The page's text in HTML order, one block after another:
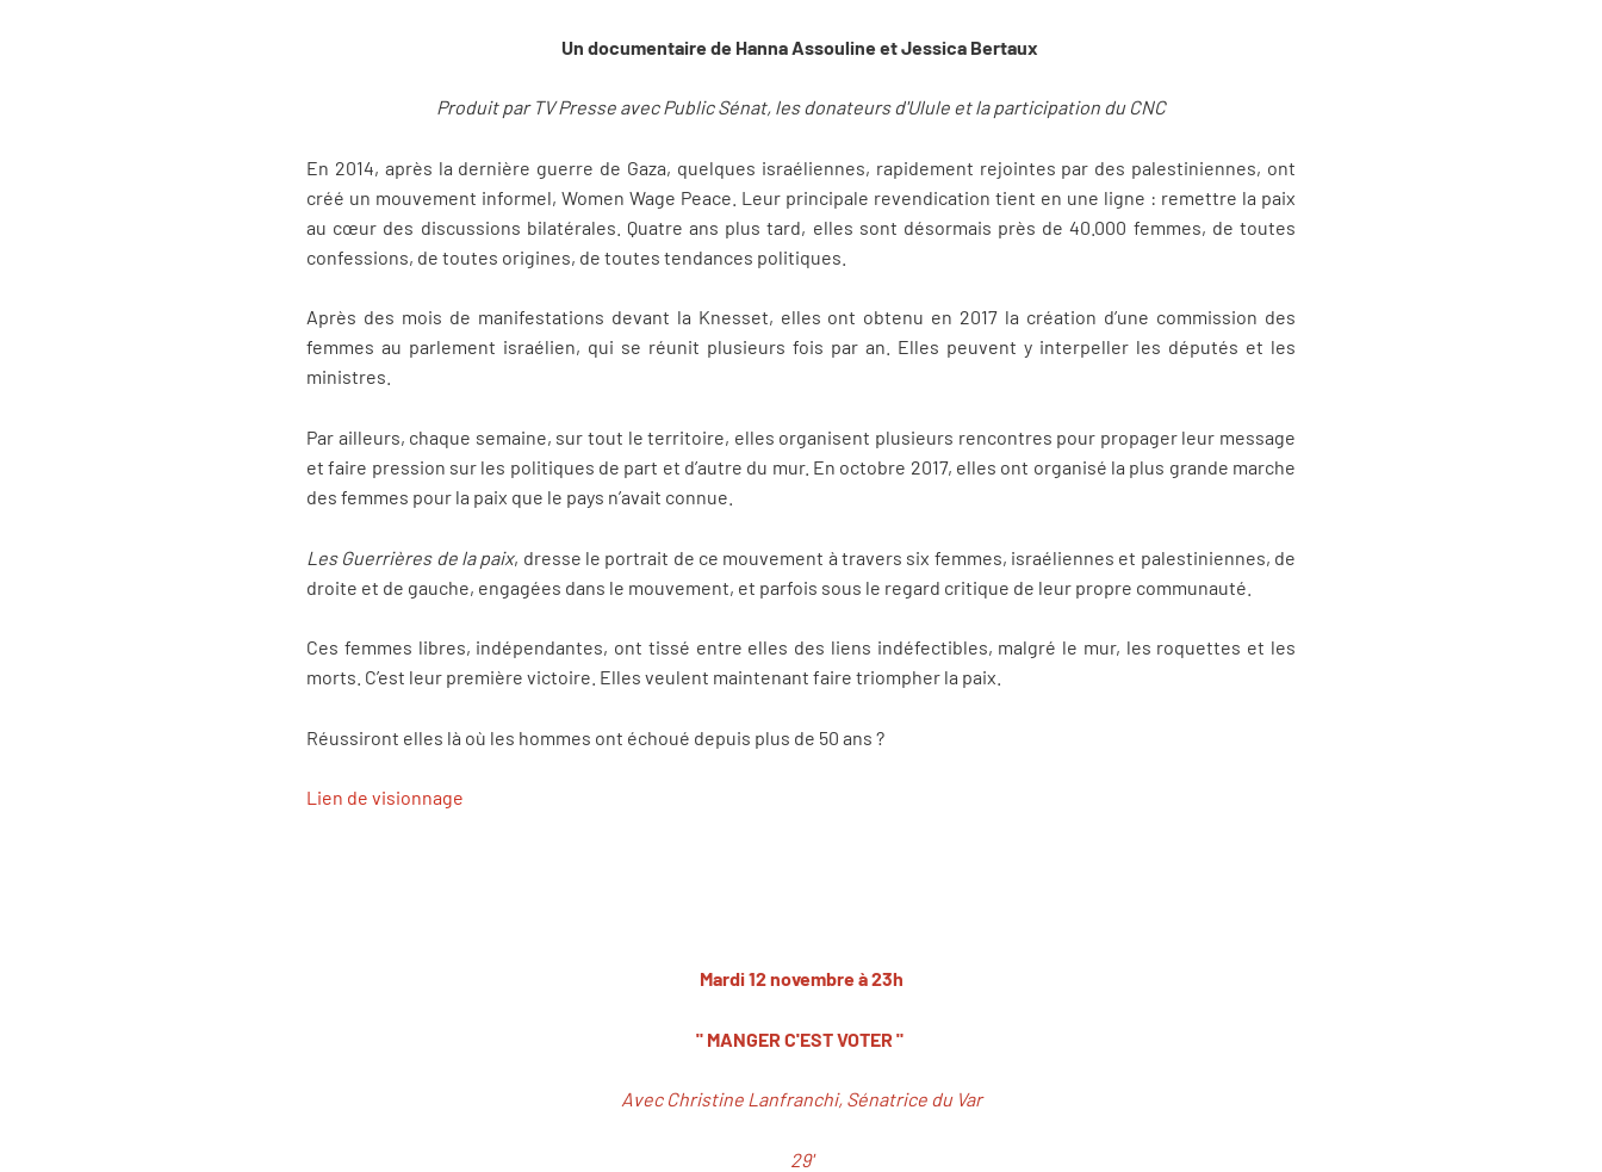
Un documentaire de Hanna Assouline et Jessica Bertaux
Produit par TV Presse avec Public Sénat, les donateurs d'Ulule et la participation du CNC
En 2014, après la dernière guerre de Gaza, quelques israéliennes, rapidement rejointes par des palestiniennes, ont
créé un mouvement informel, Women Wage Peace. Leur principale revendication tient en une ligne : remettre la paix
au cœur des discussions bilatérales. Quatre ans plus tard, elles sont désormais près de 40.000 femmes, de toutes
confessions, de toutes origines, de toutes tendances politiques.
Après des mois de manifestations devant la Knesset, elles ont obtenu en 2017 la création d’une commission des
femmes au parlement israélien, qui se réunit plusieurs fois par an. Elles peuvent y interpeller les députés et les
ministres.
Par ailleurs, chaque semaine, sur tout le territoire, elles organisent plusieurs rencontres pour propager leur message
et faire pression sur les politiques de part et d’autre du mur. En octobre 2017, elles ont organisé la plus grande marche
des femmes pour la paix que le pays n’avait connue.
Les Guerrières de la paix, dresse le portrait de ce mouvement à travers six femmes, israéliennes et palestiniennes, de
droite et de gauche, engagées dans le mouvement, et parfois sous le regard critique de leur propre communauté.
Ces femmes libres, indépendantes, ont tissé entre elles des liens indéfectibles, malgré le mur, les roquettes et les
morts. C’est leur première victoire. Elles veulent maintenant faire triompher la paix.
Réussiront elles là où les hommes ont échoué depuis plus de 50 ans ?
Lien de visionnage
Mardi 12 novembre à 23h
" MANGER C'EST VOTER "
Avec Christine Lanfranchi, Sénatrice du Var
29'